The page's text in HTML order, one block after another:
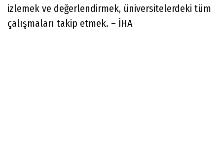
izlemek ve değerlendirmek, üniversitelerdeki tüm
çalışmaları takip etmek. – İHA